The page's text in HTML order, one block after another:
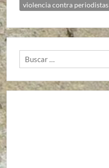
violencia contra periodistas